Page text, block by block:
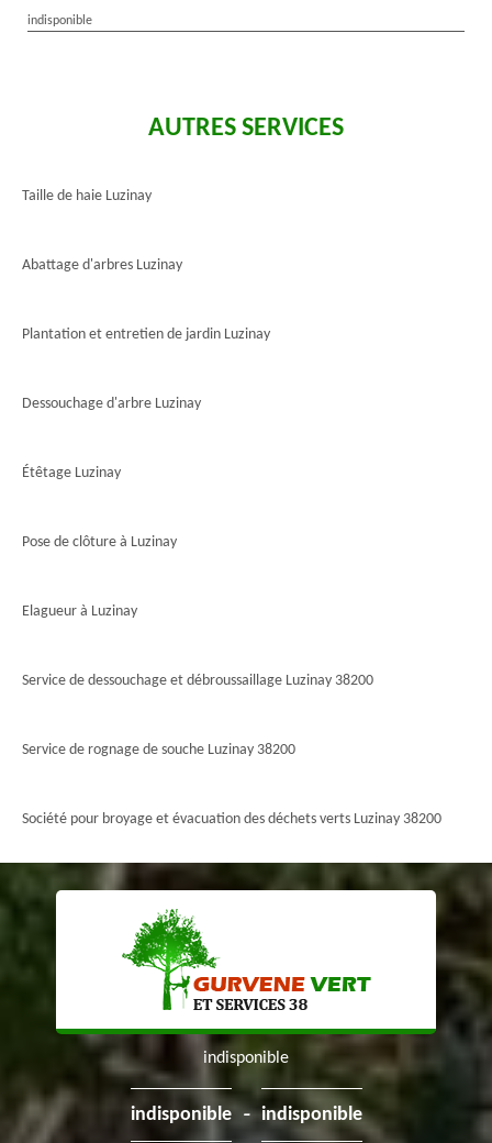
indisponible
AUTRES SERVICES
Taille de haie Luzinay
Abattage d'arbres Luzinay
Plantation et entretien de jardin Luzinay
Dessouchage d'arbre Luzinay
Étêtage Luzinay
Pose de clôture à Luzinay
Elagueur à Luzinay
Service de dessouchage et débroussaillage Luzinay 38200
Service de rognage de souche Luzinay 38200
Société pour broyage et évacuation des déchets verts Luzinay 38200
indisponible
indisponible - indisponible